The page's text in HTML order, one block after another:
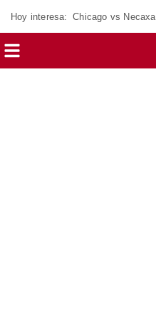
Hoy interesa: Chicago vs Necaxa